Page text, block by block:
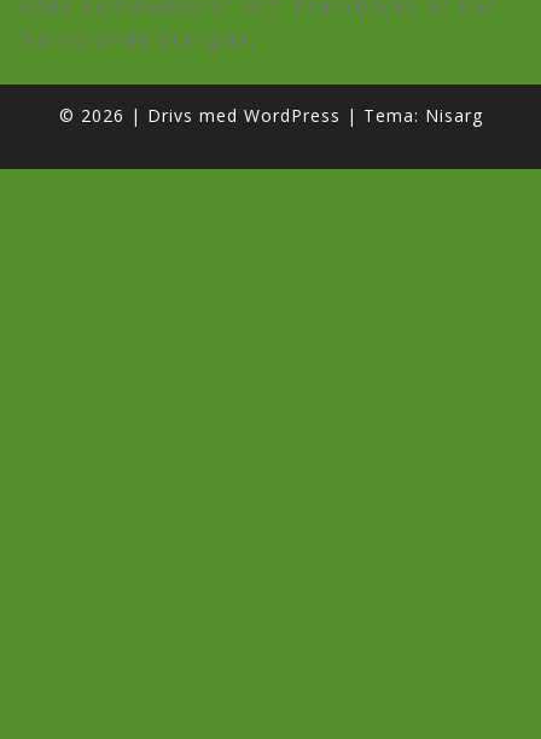
Både Kommentarer Och Trackbacks Är För
Närvarande Stängda.
© 2026 | Drivs med WordPress | Tema: Nisarg